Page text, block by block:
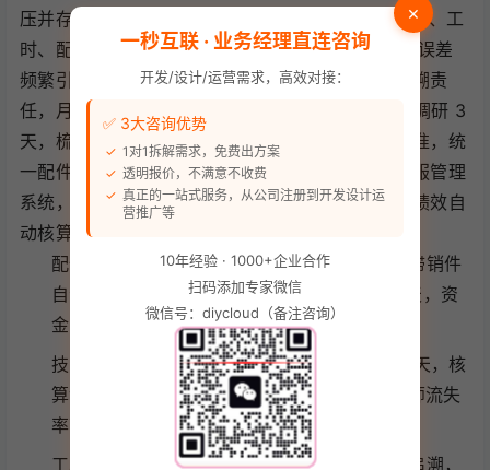
压并存，库存周转天数长达 90 天；技师提成按项目、工
时、配件金额分级计算，每月财务要花 3 天核算，误差
频繁引发薪资争议；施工过程无留痕，客诉无法追溯责
任，月均客诉超 10 起。 落地方案：顾问团队驻店调研 3
天，梳理全品类配件的库存管控规则与施工服务标准，统
一配件编码、出入库流程与绩效规则，定制开发汽服管理
系统，落地配件智能库存、工单全流程管控、技师绩效自
动核算三大核心模块。 落地成果：
配件全流程条码化管控，库存智能预警补货，滞销件
自动提醒，库存周转天数从 90 天缩短至 54 天，资
金占用减少 35%；
技师绩效自动核算，月度算薪从 3 天缩短至半天，核
算误差率降为 0，员工薪资争议基本消除，技师流失
率下降 28%；
工单施工全流程留痕，配件更换、施工步骤可追溯，
×
一秒互联 · 业务经理直连咨询
开发/设计/运营需求，高效对接：
✅ 3大咨询优势
1对1拆解需求，免费出方案
透明报价，不满意不收费
真正的一站式服务，从公司注册到开发设计运
营推广等
10年经验 · 1000+企业合作
扫码添加专家微信
微信号：diycloud（备注咨询）